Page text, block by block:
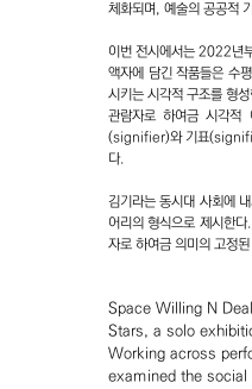
체화되며, 예술의 공공적
이번 전시에서는 2022년
액자에 담긴 작품들은 수
시키는 시각적 구조를 형
관람자로 하여금 시각적
(signifier)와 기표
다.
김기라는 동시대 사회에
어리의 형식으로 제시한
자로 하여금 의미의 고정
Space Willing N
Stars, a solo
Working across
examined the social